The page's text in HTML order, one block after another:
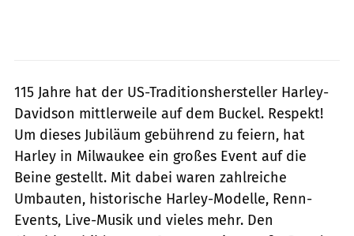
115 Jahre hat der US-Traditionshersteller Harley-
Davidson mittlerweile auf dem Buckel. Respekt!
Um dieses Jubiläum gebührend zu feiern, hat
Harley in Milwaukee ein großes Event auf die
Beine gestellt. Mit dabei waren zahlreiche
Umbauten, historische Harley-Modelle, Renn-
Events, Live-Musik und vieles mehr. Den